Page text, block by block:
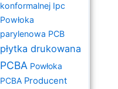
konformalnej Ipc
Powłoka
parylenowa PCB
płytka drukowana
PCBA Powłoka
PCBA Producent